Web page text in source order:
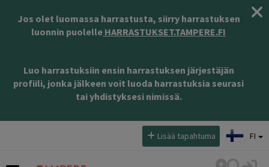
Jos olet luomassa harrastusta, siirry harrastuksen
luonnin puolelle HARRASTUKSET.TAMPERE.FI
Luo harrastuksiin ensin harrastuksen järjestäjän
profiili, jonka jälkeen voit luoda harrastuksia seurasi
tai yhdistyksesi nimissä.
Lisää tapahtuma FI